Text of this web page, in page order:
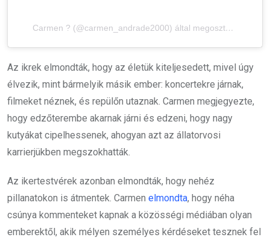
Carmen ? (@carmen_andrade2000) által megosztott bejegyzés
Az ikrek elmondták, hogy az életük kiteljesedett, mivel úgy
élvezik, mint bármelyik másik ember: koncertekre járnak,
filmeket néznek, és repülőn utaznak. Carmen megjegyezte,
hogy edzőterembe akarnak járni és edzeni, hogy nagy
kutyákat cipelhessenek, ahogyan azt az állatorvosi
karrierjükben megszokhatták.
Az ikertestvérek azonban elmondták, hogy nehéz
pillanatokon is átmentek. Carmen elmondta, hogy néha
csúnya kommenteket kapnak a közösségi médiában olyan
emberektől, akik mélyen személyes kérdéseket tesznek fel